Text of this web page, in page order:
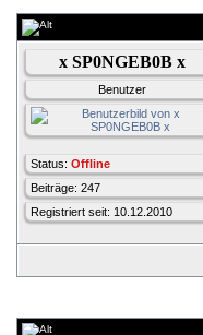
x SP0NGEB0B x
Benutzer
Status: Offline
Beiträge: 247
Registriert seit: 10.12.2010